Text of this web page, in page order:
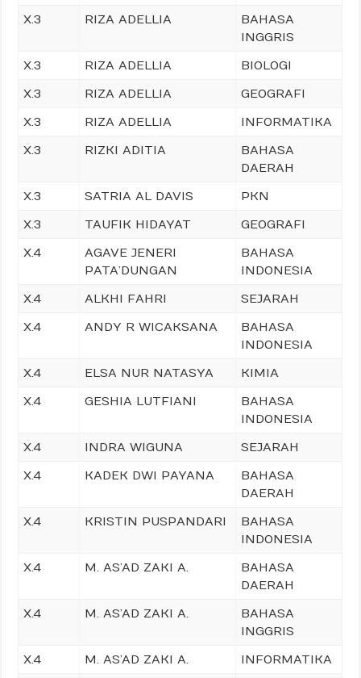
X.3
RIZA ADELLIA
BAHASA
INGGRIS
X.3
RIZA ADELLIA
BIOLOGI
X.3
RIZA ADELLIA
GEOGRAFI
X.3
RIZA ADELLIA
INFORMATIKA
X.3
RIZKI ADITIA
BAHASA
DAERAH
X.3
SATRIA AL DAVIS
PKN
X.3
TAUFIK HIDAYAT
GEOGRAFI
X.4
AGAVE JENERI
PATA’DUNGAN
BAHASA
INDONESIA
X.4
ALKHI FAHRI
SEJARAH
X.4
ANDY R WICAKSANA
BAHASA
INDONESIA
X.4
ELSA NUR NATASYA
KIMIA
X.4
GESHIA LUTFIANI
BAHASA
INDONESIA
X.4
INDRA WIGUNA
SEJARAH
X.4
KADEK DWI PAYANA
BAHASA
DAERAH
X.4
KRISTIN PUSPANDARI
BAHASA
INDONESIA
X.4
M. AS’AD ZAKI A.
BAHASA
DAERAH
X.4
M. AS’AD ZAKI A.
BAHASA
INGGRIS
X.4
M. AS’AD ZAKI A. INFORMATIKA